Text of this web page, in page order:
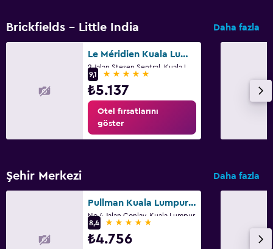
Çocuk menüsü
Balkon
Çalışma masası
Brickfields - Little India Daha fazla
Le Méridien Kuala Lumpur
9,1
5 yıldız
₺5.137
Otel fırsatlarını
göster
Şehir Merkezi Daha fazla
Pullman Kuala Lumpur City Centre - Hotel & Residences
No 4 Jalan Conlay, Kuala Lumpur
8,4
5 yıldız
₺4.756